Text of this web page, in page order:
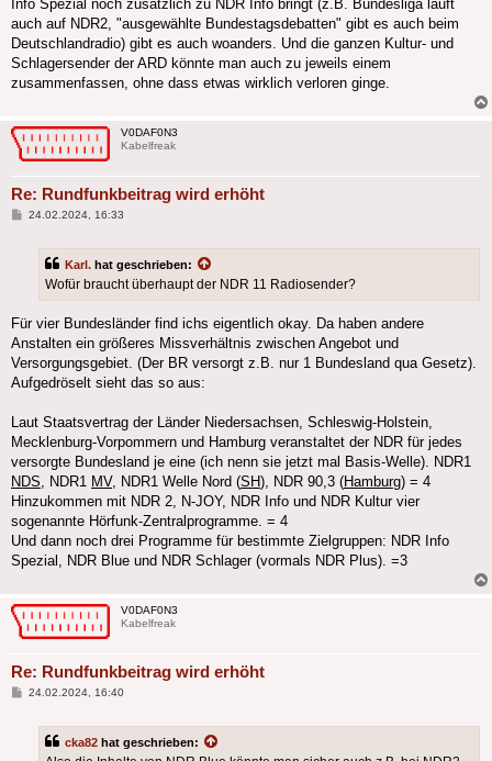
Info Spezial noch zusätzlich zu NDR Info bringt (z.B. Bundesliga läuft
auch auf NDR2, "ausgewählte Bundestagsdebatten" gibt es auch beim
Deutschlandradio) gibt es auch woanders. Und die ganzen Kultur- und
Schlagersender der ARD könnte man auch zu jeweils einem
zusammenfassen, ohne dass etwas wirklich verloren ginge.
V0DAF0N3
Kabelfreak
Re: Rundfunkbeitrag wird erhöht
Beitrag
24.02.2024, 16:33
Karl. hat geschrieben:
Wofür braucht überhaupt der NDR 11 Radiosender?
Für vier Bundesländer find ichs eigentlich okay. Da haben andere
Anstalten ein größeres Missverhältnis zwischen Angebot und
Versorgungsgebiet. (Der BR versorgt z.B. nur 1 Bundesland qua Gesetz).
Aufgedröselt sieht das so aus:
Laut Staatsvertrag der Länder Niedersachsen, Schleswig-Holstein,
Mecklenburg-Vorpommern und Hamburg veranstaltet der NDR für jedes
versorgte Bundesland je eine (ich nenn sie jetzt mal Basis-Welle). NDR1
NDS , NDR1 MV, NDR1 Welle Nord (SH), NDR 90,3 (Hamburg) = 4
Hinzukommen mit NDR 2, N-JOY, NDR Info und NDR Kultur vier
sogenannte Hörfunk-Zentralprogramme. = 4
Und dann noch drei Programme für bestimmte Zielgruppen: NDR Info
Spezial, NDR Blue und NDR Schlager (vormals NDR Plus). =3
V0DAF0N3
Kabelfreak
Re: Rundfunkbeitrag wird erhöht
Beitrag
24.02.2024, 16:40
cka82 hat geschrieben: